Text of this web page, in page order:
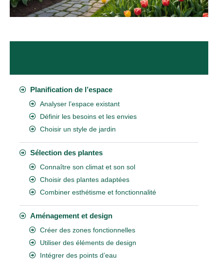
Planification de l’espace
Analyser l’espace existant
Définir les besoins et les envies
Choisir un style de jardin
Sélection des plantes
Connaître son climat et son sol
Choisir des plantes adaptées
Combiner esthétisme et fonctionnalité
Aménagement et design
Créer des zones fonctionnelles
Utiliser des éléments de design
Intégrer des points d’eau